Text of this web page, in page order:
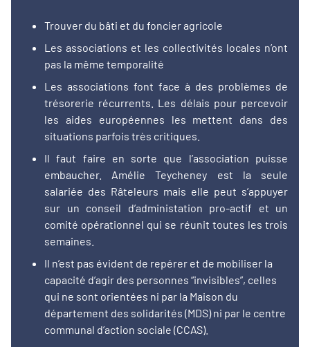
Trouver du bâti et du foncier agricole
Les associations et les collectivités locales n’ont
pas la même temporalité
Les associations font face à des problèmes de
trésorerie récurrents. Les délais pour percevoir
les aides européennes les mettent dans des
situations parfois très critiques.
Il faut faire en sorte que l’association puisse
embaucher. Amélie Teycheney est la seule
salariée des Râteleurs mais elle peut s’appuyer
sur un conseil d’administation pro-actif et un
comité opérationnel qui se réunit toutes les trois
semaines.
Il n’est pas évident de repérer et de mobiliser la
capacité d’agir des personnes “invisibles”, celles
qui ne sont orientées ni par la Maison du
département des solidarités (MDS) ni par le centre
communal d’action sociale (CCAS).